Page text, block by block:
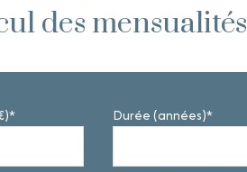
des mensualités
Durée (années)*